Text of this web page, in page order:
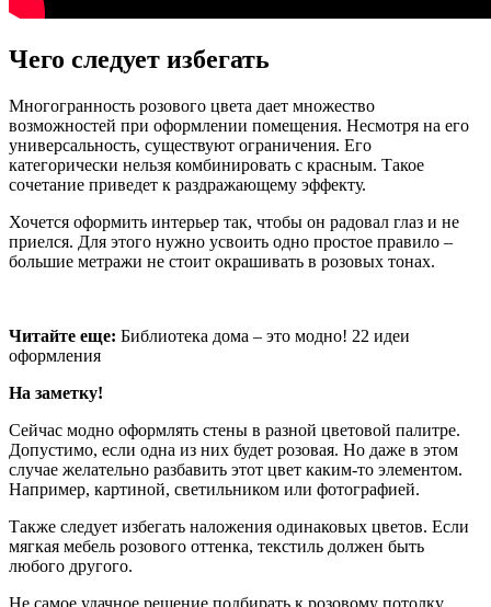
Чего следует избегать
Многогранность розового цвета дает множество
возможностей при оформлении помещения. Несмотря на его
универсальность, существуют ограничения. Его
категорически нельзя комбинировать с красным. Такое
сочетание приведет к раздражающему эффекту.
Хочется оформить интерьер так, чтобы он радовал глаз и не
приелся. Для этого нужно усвоить одно простое правило –
большие метражи не стоит окрашивать в розовых тонах.
Читайте еще: Библиотека дома – это модно! 22 идеи
оформления
На заметку!
Сейчас модно оформлять стены в разной цветовой палитре.
Допустимо, если одна из них будет розовая. Но даже в этом
случае желательно разбавить этот цвет каким-то элементом.
Например, картиной, светильником или фотографией.
Также следует избегать наложения одинаковых цветов. Если
мягкая мебель розового оттенка, текстиль должен быть
любого другого.
Не самое удачное решение подбирать к розовому потолку